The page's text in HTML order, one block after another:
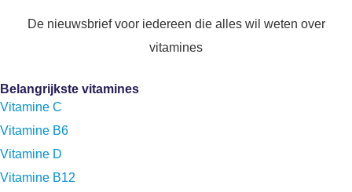
De nieuwsbrief voor iedereen die alles wil weten over
vitamines
Belangrijkste vitamines
Vitamine C
Vitamine B6
Vitamine D
Vitamine B12